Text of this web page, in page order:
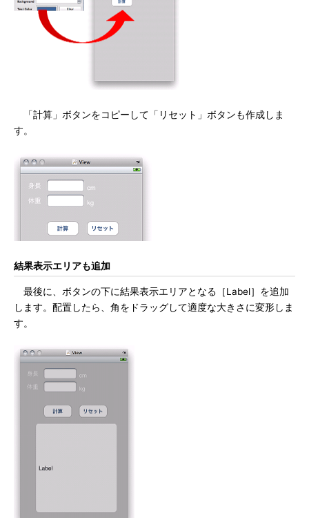
「計算」ボタンをコピーして「リセット」ボタンも作成しま
す。
結果表示エリアも追加
最後に、ボタンの下に結果表示エリアとなる［Label］を追加
します。配置したら、角をドラッグして適度な大きさに変形しま
す。